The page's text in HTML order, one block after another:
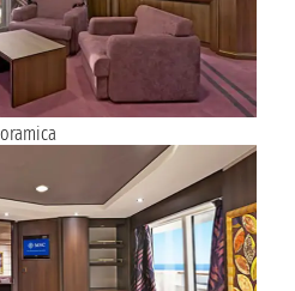
una sosta abbastanza
non perdete il parco naturale
a circa 2 ore di distanza dalla
principale è quello del 2 Giugno,
dove rilassarsi e magari fare uno
.
delle famose orecchiette
in prodotti agricoli
grano e pomodoro.
, i panzerotti, i tarallie la
a tavola ha anche il pesce
ai polpetti in casseruola.